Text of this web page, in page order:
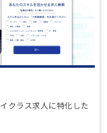
クラス求人に特化した